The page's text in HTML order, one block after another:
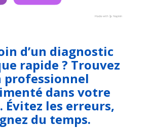
d’un diagnostic
rapide ? Trouvez
professionnel
dans votre
Évitez les erreurs,
du temps.